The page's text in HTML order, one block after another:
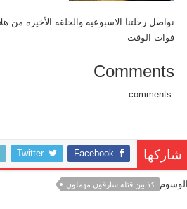
نواصل رحلتنا الاسبوعيه والحلقه الأخيره
فوات الوقت
Comments
شاركها Facebook
Twitter
الوسوم كذابين قتله سارقون مهملون